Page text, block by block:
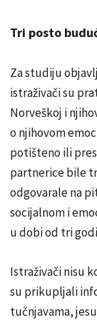
Tri posto
Za studiju
istraživači su
Norveškoj i
o njihovom
potišteno ili
partnerice bile
odgovarale na
socijalnom i
u dobi od tri
Istraživači nisu
su prikupljali
tučnjavama,